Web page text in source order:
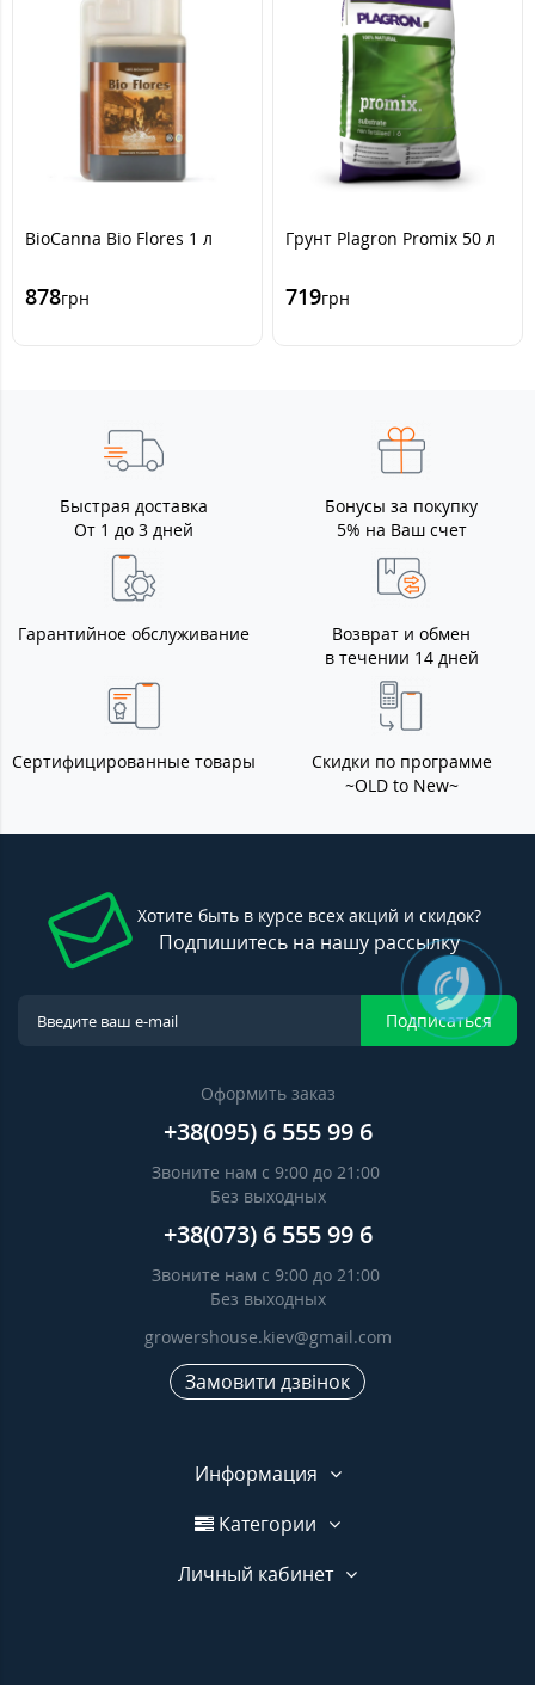
BioCanna Bio Flores 1 л
878грн
Грунт Plagron Promix 50 л
719грн
Быстрая доставка
От 1 до 3 дней
Бонусы за покупку
5% на Ваш счет
Гарантийное обслуживание
Возврат и обмен
в течении 14 дней
Сертифицированные товары
Скидки по программе
~OLD to New~
Хотите быть в курсе всех акций и скидок?
Подпишитесь на нашу рассылку
Подписаться
Оформить заказ
+38(095) 6 555 99 6
Звоните нам с 9:00 до 21:00
Без выходных
+38(073) 6 555 99 6
Звоните нам с 9:00 до 21:00
Без выходных
growershouse.kiev@gmail.com
Замовити дзвінок
Информация
Категории
Личный кабинет